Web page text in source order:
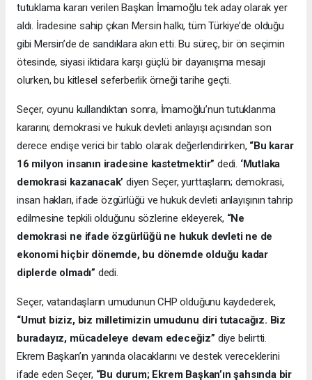
tutuklama kararı verilen Başkan İmamoğlu tek aday olarak yer
aldı. İradesine sahip çıkan Mersin halkı, tüm Türkiye’de olduğu
gibi Mersin’de de sandıklara akın etti. Bu süreç, bir ön seçimin
ötesinde, siyasi iktidara karşı güçlü bir dayanışma mesajı
olurken, bu kitlesel seferberlik örneği tarihe geçti.
Seçer, oyunu kullandıktan sonra, İmamoğlu’nun tutuklanma
kararını; demokrasi ve hukuk devleti anlayışı açısından son
derece endişe verici bir tablo olarak değerlendirirken, “Bu karar
16 milyon insanın iradesine kastetmektir” dedi. ‘Mutlaka
demokrasi kazanacak’ diyen Seçer, yurttaşların; demokrasi,
insan hakları, ifade özgürlüğü ve hukuk devleti anlayışının tahrip
edilmesine tepkili olduğunu sözlerine ekleyerek, “Ne
demokrasi ne ifade özgürlüğü ne hukuk devleti ne de
ekonomi hiçbir dönemde, bu dönemde olduğu kadar
diplerde olmadı” dedi.
Seçer, vatandaşların umudunun CHP olduğunu kaydederek,
“Umut biziz, biz milletimizin umudunu diri tutacağız. Biz
buradayız, mücadeleye devam edeceğiz” diye belirtti.
Ekrem Başkan’ın yanında olacaklarını ve destek vereceklerini
ifade eden Seçer, “Bu durum; Ekrem Başkan’ın şahsında bir